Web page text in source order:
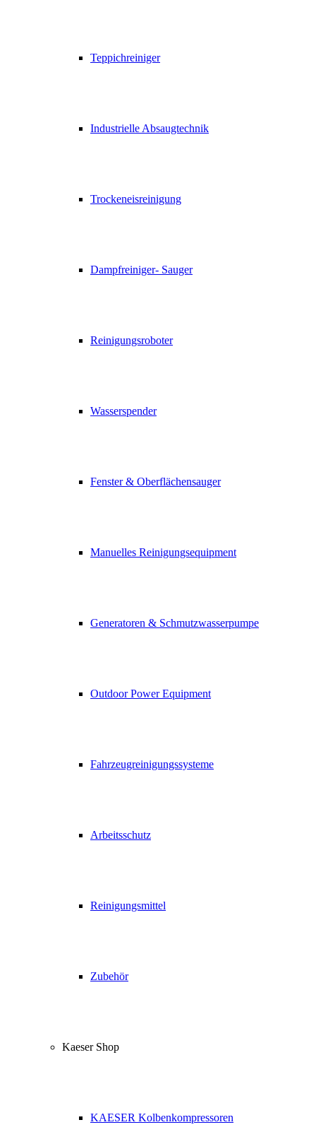
Teppichreiniger
Industrielle Absaugtechnik
Trockeneisreinigung
Dampfreiniger- Sauger
Reinigungsroboter
Wasserspender
Fenster & Oberflächensauger
Manuelles Reinigungsequipment
Generatoren & Schmutzwasserpumpe
Outdoor Power Equipment
Fahrzeugreinigungssysteme
Arbeitsschutz
Reinigungsmittel
Zubehör
Kaeser Shop
KAESER Kolbenkompressoren